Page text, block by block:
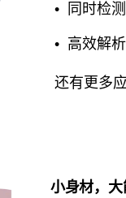
• 同时检测
• 高效解析
还有更多应
小身材，